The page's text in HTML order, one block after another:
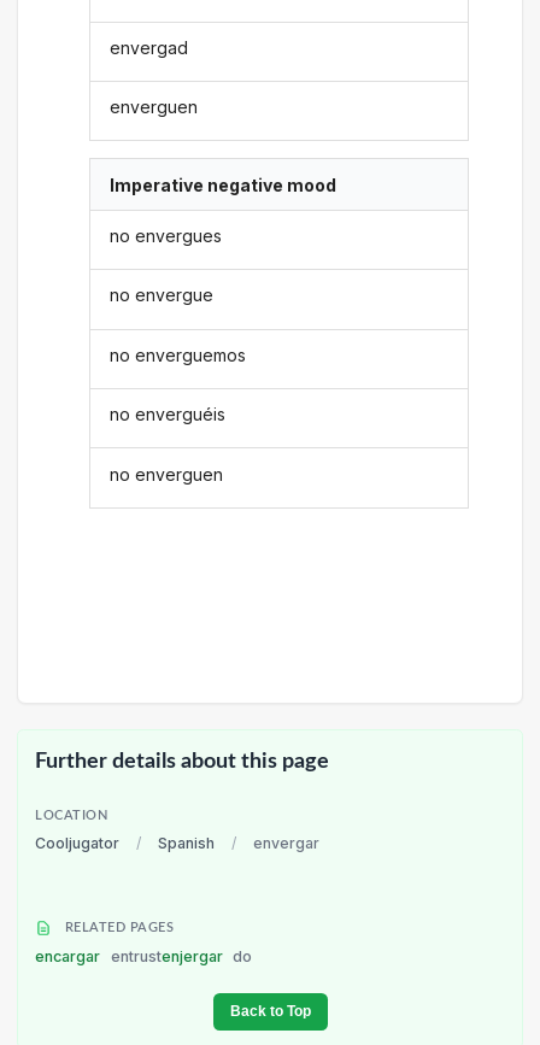
envergad
enverguen
Imperative negative mood
no envergues
no envergue
no enverguemos
no enverguéis
no enverguen
Further details about this page
LOCATION
Cooljugator / Spanish / envergar
RELATED PAGES
encargar entrustenjergar do
Back to Top